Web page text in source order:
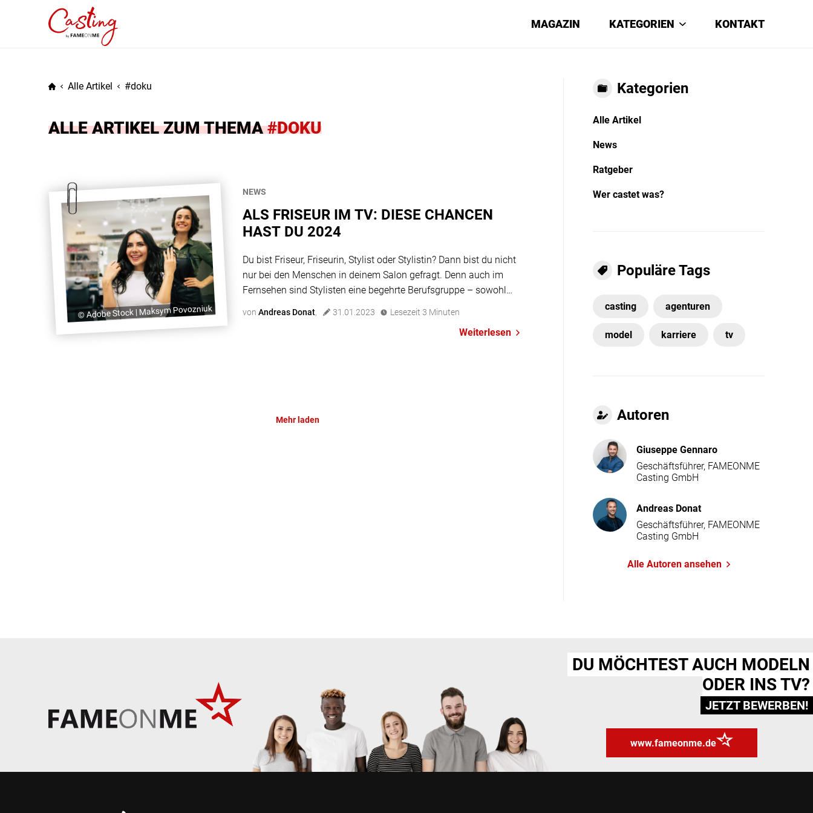
MAGAZIN KATEGORIEN KONTAKT
Alle Artikel doku
ALLE ARTIKEL ZUM THEMA#DOKU
© Adobe Stock | Maksym Povozniuk
NEWS
ALS FRISEUR IM TV: DIESE CHANCEN
HAST DU 2024
Du bist Friseur, Friseurin, Stylist oder Stylistin? Dann bist du nicht
nur bei den Menschen in deinem Salon gefragt. Denn auch im
Fernsehen sind Stylisten eine begehrte Berufsgruppe – sowohl
Möglichkeiten du hast und welche Chancen sich in diesem Jahr
vonAndreas Donat, 31.01.2023 Lesezeit 3 Minuten
Weiterlesen
Mehr laden
Kategorien
Alle Artikel
News
Ratgeber
Wer castet was?
Populäre Tags
casting agenturen
model karriere tv
Autoren
Giuseppe Gennaro
Geschäftsführer, FAMEONME
Casting GmbH
Andreas Donat
Geschäftsführer, FAMEONME
Casting GmbH
Alle Autoren ansehen
DU MÖCHTEST AUCH MODELN
ODER INS TV?
JETZT BEWERBEN!
www.fameonme.de